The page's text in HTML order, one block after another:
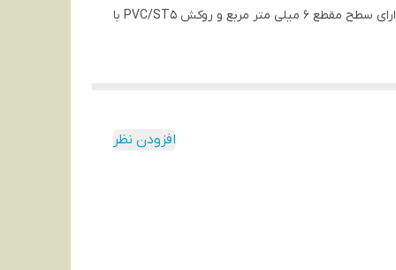
تجهیزات برقی و الکترونیک، لوازم خانگی و ماشین آلات صنعتی که نیاز به کابل برقی با انعطاف بالا دارند استفاده می شود. این محصول دارای سطح مقطع 6 میلی متر مربع و روکش PVC/ST5 با
افزودن نظر